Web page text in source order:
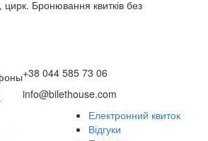
цирк. Бронювання квитків без
+38 044 585 73 06
info@bilethouse.com
Електронний квиток
Відгуки